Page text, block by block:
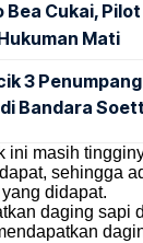
Bea Cukai,
Mati
3
Bandara
ini masih
sehingga
didapat.
daging sapi